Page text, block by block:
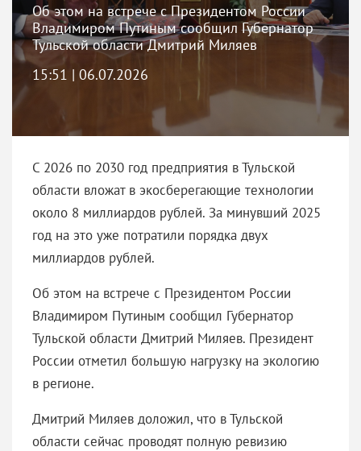
Об этом на встрече с Президентом России
Владимиром Путиным сообщил Губернатор
Тульской области Дмитрий Миляев
15:51 | 06.07.2026
С 2026 по 2030 год предприятия в Тульской
области вложат в экосберегающие технологии
около 8 миллиардов рублей. За минувший 2025
год на это уже потратили порядка двух
миллиардов рублей.
Об этом на встрече с Президентом России
Владимиром Путиным сообщил Губернатор
Тульской области Дмитрий Миляев. Президент
России отметил большую нагрузку на экологию
в регионе.
Дмитрий Миляев доложил, что в Тульской
области сейчас проводят полную ревизию